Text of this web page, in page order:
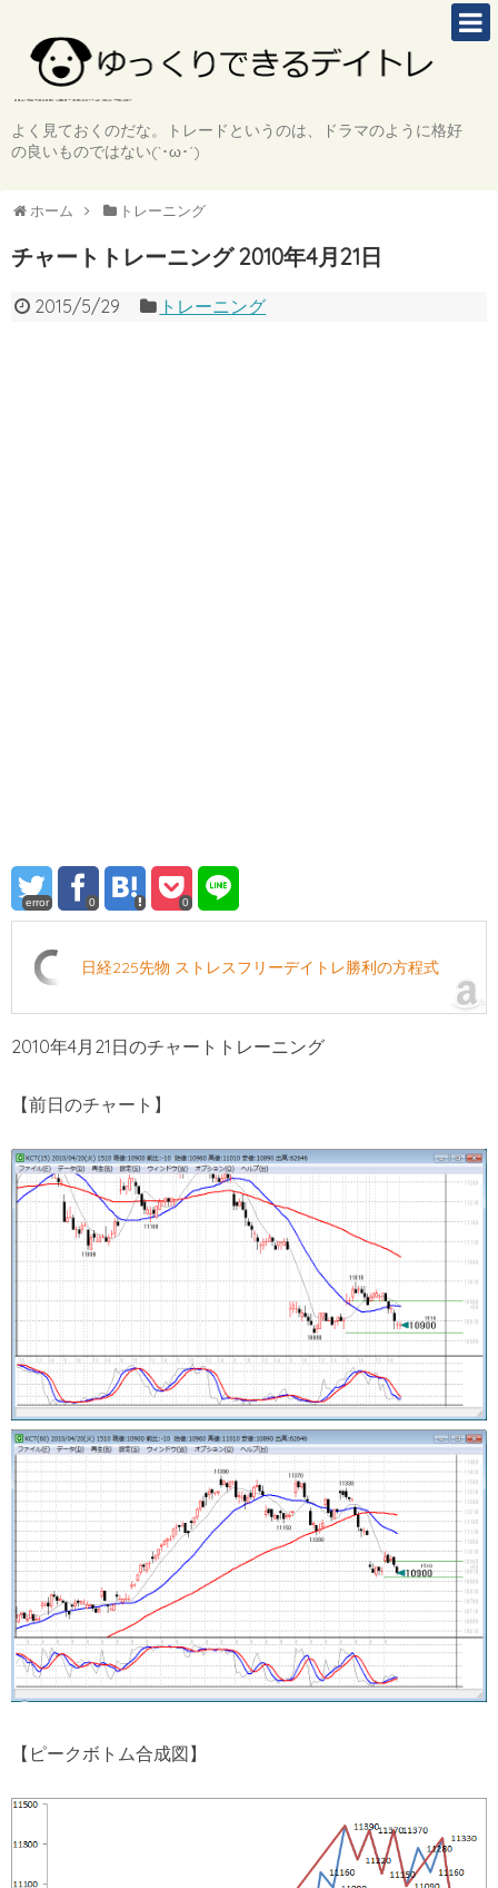
よく見ておくのだな。トレードというのは、ドラマのように格好
の良いものではない(`･ω･´)
ホーム トレーニング
チャートトレーニング 2010年4月21日
2015/5/29 トレーニング
error 0 0
日経225先物 ストレスフリーデイトレ勝利の方程式
2010年4月21日のチャートトレーニング
【前日のチャート】
【ピークボトム合成図】